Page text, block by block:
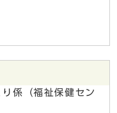
係（福祉保健セン